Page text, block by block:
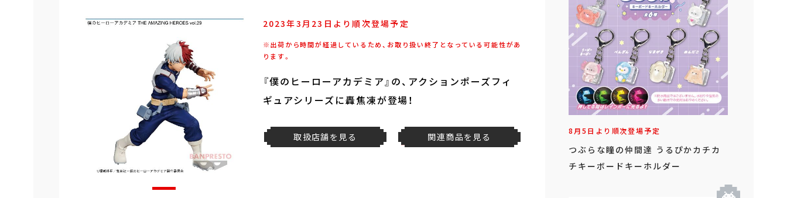
2023年3月23日より順次登場予定
※出荷から時間が経過しているため、お取り扱い終了となっている可能性があ
ります。
『僕のヒーローアカデミア』の、アクションポーズフィ
ギュアシリーズに轟焦凍が登場！
取扱店舗を見る 関連商品を見る 8月5日より順次登場予定
つぶらな瞳の仲間達 うるぴかカチカ
チキーボードキーホルダー